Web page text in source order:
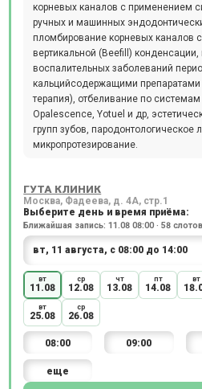
корневых каналов с применением
ручных и машинных
пломбирование корневых каналов
вертикальной (Beefill)
воспалительных заболеваний
кальцийсодержащими
терапия), отбеливание по
Opalescence, Yotuel и др,
групп зубов, пародонтологическое
микропротезирование.
ГУТА КЛИНИК
Москва, Фадеева, д. 4А, стр.1
Выберите день и время приёма:
Ближайшая запись: 11.08 08:00 · 58 слотов
вт
11.08
ср
12.08
чт
13.08
пт
14.08
вт
вт
25.08
ср
26.08
08:00 09:00
еще